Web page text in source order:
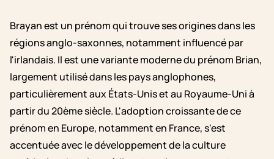
Brayan est un prénom qui trouve ses origines dans les
régions anglo-saxonnes, notamment influencé par
l'irlandais. Il est une variante moderne du prénom Brian,
largement utilisé dans les pays anglophones,
particulièrement aux États-Unis et au Royaume-Uni à
partir du 20ème siècle. L'adoption croissante de ce
prénom en Europe, notamment en France, s'est
accentuée avec le développement de la culture